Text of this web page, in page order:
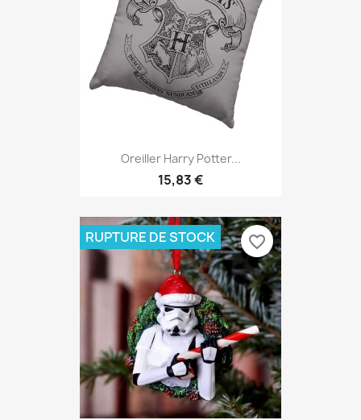
Oreiller Harry Potter...
15,83 €
RUPTURE DE STOCK favorite_border